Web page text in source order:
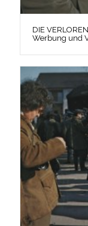
DIE
Werbung und